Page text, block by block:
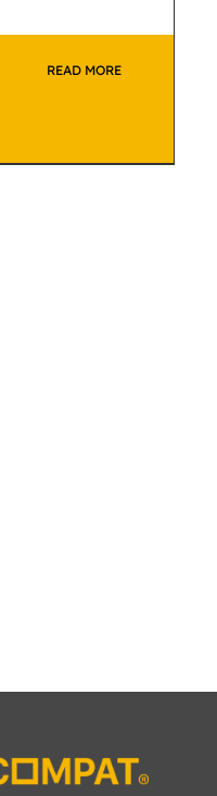
READ MORE